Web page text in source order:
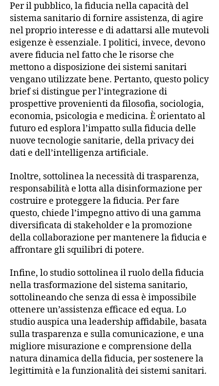
Per il pubblico, la fiducia nella capacità del
sistema sanitario di fornire assistenza, di agire
nel proprio interesse e di adattarsi alle mutevoli
esigenze è essenziale. I politici, invece, devono
avere fiducia nel fatto che le risorse che
mettono a disposizione dei sistemi sanitari
vengano utilizzate bene. Pertanto, questo policy
brief si distingue per l’integrazione di
prospettive provenienti da filosofia, sociologia,
economia, psicologia e medicina. È orientato al
futuro ed esplora l’impatto sulla fiducia delle
nuove tecnologie sanitarie, della privacy dei
dati e dell’intelligenza artificiale.
Inoltre, sottolinea la necessità di trasparenza,
responsabilità e lotta alla disinformazione per
costruire e proteggere la fiducia. Per fare
questo, chiede l’impegno attivo di una gamma
diversificata di stakeholder e la promozione
della collaborazione per mantenere la fiducia e
affrontare gli squilibri di potere.
Infine, lo studio sottolinea il ruolo della fiducia
nella trasformazione del sistema sanitario,
sottolineando che senza di essa è impossibile
ottenere un’assistenza efficace ed equa. Lo
studio auspica una leadership affidabile, basata
sulla trasparenza e sulla comunicazione, e una
migliore misurazione e comprensione della
natura dinamica della fiducia, per sostenere la
legittimità e la funzionalità dei sistemi sanitari.